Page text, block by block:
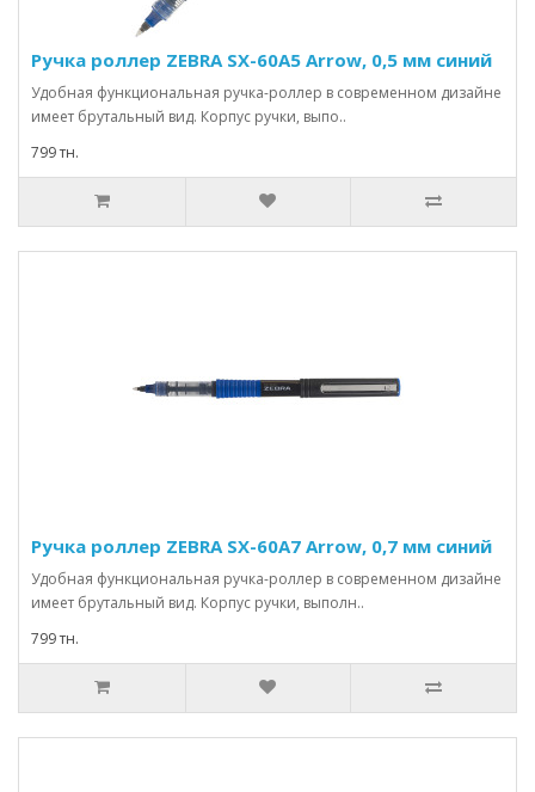
Ручка роллер ZEBRA SX-60A5 Arrow, 0,5 мм синий
Удобная функциональная ручка-роллер в современном дизайне
имеет брутальный вид. Корпус ручки, выпо..
799 тн.
Ручка роллер ZEBRA SX-60A7 Arrow, 0,7 мм синий
Удобная функциональная ручка-роллер в современном дизайне
имеет брутальный вид. Корпус ручки, выполн..
799 тн.